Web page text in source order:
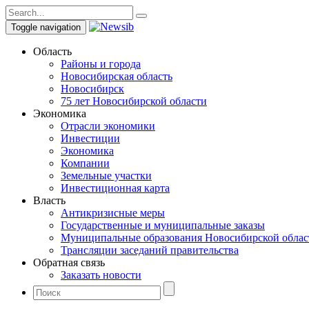
Toggle navigation
Область
Районы и города
Новосибирская область
Новосибирск
75 лет Новосибирской области
Экономика
Отрасли экономики
Инвестиции
Экономика
Компании
Земельные участки
Инвестиционная карта
Власть
Антикризисные меры
Государственные и муниципальные заказы
Муниципальные образования Новосибирской
Трансляции заседаний правительства
Обратная связь
Заказать новости